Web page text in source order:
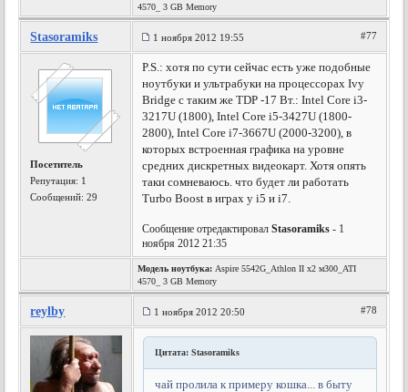
4570_ 3 GB Memory
Stasoramiks 1 ноября 2012 19:55 #77
Посетитель
Репутация: 1
Сообщений: 29
P.S.: хотя по сути сейчас есть уже подобные
ноутбуки и ультрабуки на процессорах Ivy
Bridge с таким же TDP -17 Вт.: Intel Core i3-
3217U (1800), Intel Core i5-3427U (1800-
2800), Intel Core i7-3667U (2000-3200), в
которых встроенная графика на уровне
средних дискретных видеокарт. Хотя опять
таки сомневаюсь. что будет ли работать
Turbo Boost в играх у i5 и i7.
Сообщение отредактировалStasoramiks - 1
ноября 2012 21:35
Модель ноутбука: Aspire 5542G_Athlon II x2 м300_ATI
4570_ 3 GB Memory
reylby 1 ноября 2012 20:50 #78
Цитата: Stasoramiks
чай пролила к примеру кошка... в быту